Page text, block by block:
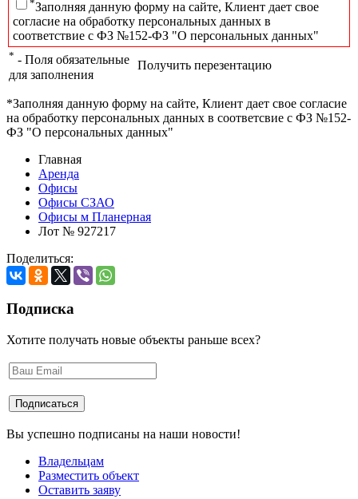
Заполняя данную форму на сайте, Клиент дает свое
согласие на обработку персональных данных в
соответствие с ФЗ №152-ФЗ "О персональных данных"
* - Поля обязательные
для заполнения
Получить перезентацию
*Заполняя данную форму на сайте, Клиент дает свое согласие
на обработку персональных данных в соответсвие с ФЗ №152-
ФЗ "О персональных данных"
Главная
Аренда
Офисы
Офисы СЗАО
Офисы м Планерная
Лот № 927217
Поделиться:
Подписка
Хотите получать новые объекты раньше всех?
Вы успешно подписаны на наши новости!
Владельцам
Разместить объект
Оставить заяву